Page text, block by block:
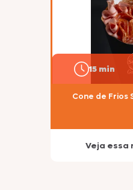
15 min
Cone de Frios
Veja essa